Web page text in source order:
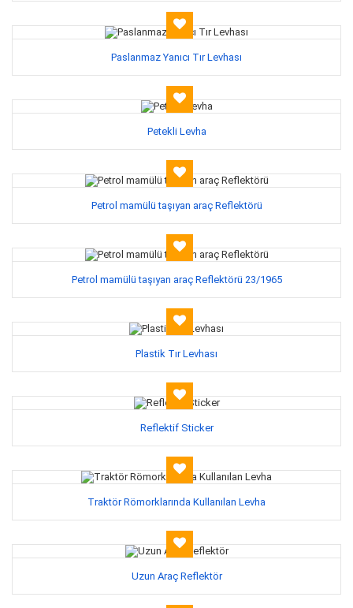
Paslanmaz Yanıcı Tır Levhası
Petekli Levha
Petrol mamülü taşıyan araç Reflektörü
Petrol mamülü taşıyan araç Reflektörü 23/1965
Plastik Tır Levhası
Reflektif Sticker
Traktör Römorklarında Kullanılan Levha
Uzun Araç Reflektör